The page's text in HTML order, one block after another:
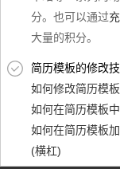
分。也可以通过
大量的积分。
简历模板的修改
如何修改简历模
如何在简历模板
如何在简历模板
(横杠)